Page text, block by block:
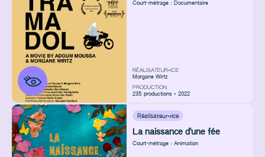
Court-métrage : Documentaire
RÉALISATEUR•ICE
Morgane Wirtz
PRODUCTION
235 productions • 2022
Réalisateur·rice
La naissance d'une fée
Court-métrage : Animation